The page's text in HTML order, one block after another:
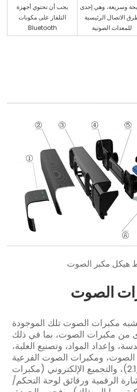
وسريعة، وهي إحدى
الاتصال الرئيسية
للمعدات الصوتية
يجب أن تحتوي أجهزة
التلفاز على مكونات
Bluetooth
مكبر الصوت
مكبرات الصوت تلك الموجودة
من مكبرات الصوت، بما في ذلك
وإعداد المواد، وتصنيع العلبة،
ومكبرات الصوت الفرعية
(مثل 2.1/3.1/4.1)، والتجميع الإلكتروني (مكبرات
الرقمية ورقائق لوحة التحكم/